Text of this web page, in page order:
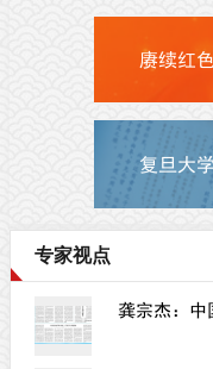
赓续红
复旦大
专家视点
龚宗杰：中